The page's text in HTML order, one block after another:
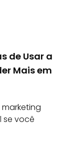
de Usar a
Mais em
se você